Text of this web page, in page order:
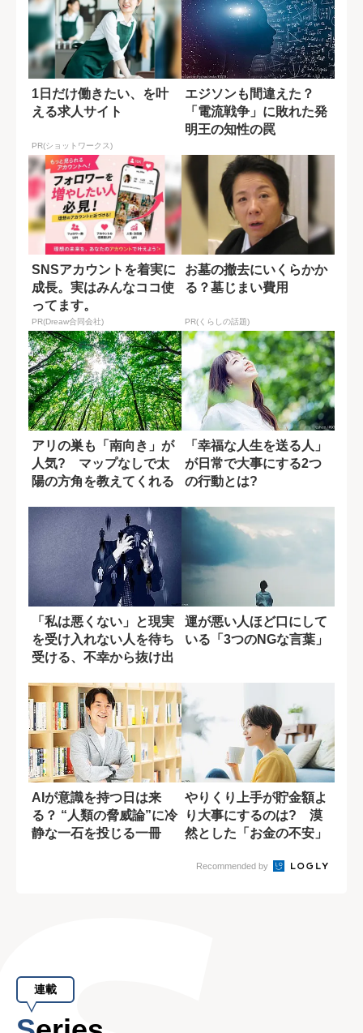
1日だけ働きたい、を叶
える求人サイト
PR(ショットワークス)
エジソンも間違えた？
「電流戦争」に敗れた発
明王の知性の罠
SNSアカウントを着実に
成長。実はみんなココ使
ってます。
PR(Dreaw合同会社)
お墓の撤去にいくらかか
る？墓じまい費用
PR(くらしの話題)
アリの巣も「南向き」が
人気? マップなしで太
陽の方角を教えてくれる
「幸福な人生を送る人」
が日常で大事にする2つ
の行動とは?
「私は悪くない」と現実
を受け入れない人を待ち
受ける、不幸から抜け出
運が悪い人ほど口にして
いる「3つのNGな言葉」
AIが意識を持つ日は来
る？ “人類の脅威論”に冷
静な一石を投じる一冊
やりくり上手が貯金額よ
り大事にするのは? 漠
然とした「お金の不安」
Recommended by
連載